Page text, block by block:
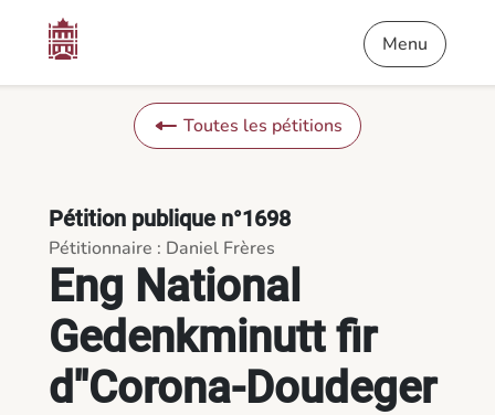
Eng National Gedenkminutt fir d''Corona-Doudeger -
Menu
Toutes les pétitions
Eng National
Gedenkminutt fir
d''Corona-Doudeger
Pétition publique n°1698
Pétitionnaire : Daniel Frères